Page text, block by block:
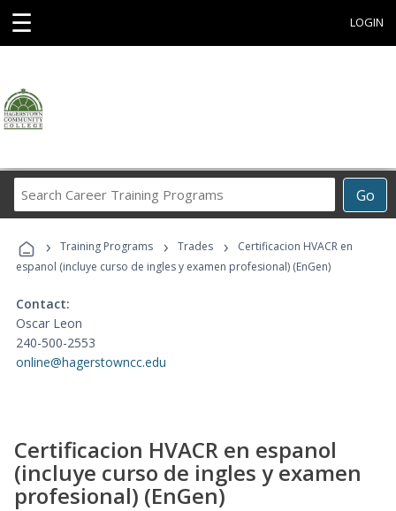
☰ LOGIN
Go
Career
Programs
› Training Programs › Trades ›
Certificacion HVACR en
espanol (incluye curso de ingles y examen profesional) (EnGen)
Contact:
Oscar Leon
240-500-2553
online@hagerstowncc.edu
Certificacion HVACR en espanol
(incluye curso de ingles y examen
profesional) (EnGen)